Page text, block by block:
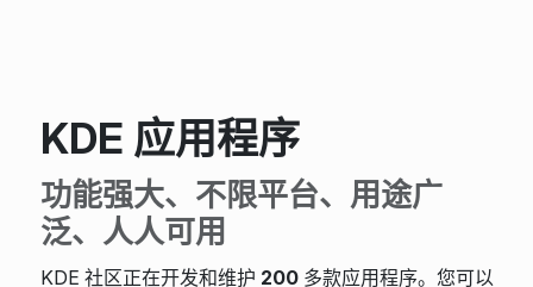
KDE 应用程序
功能强大、不限平台、用途广
泛、人人可用
KDE 社区正在开发和维护 200多款应用程序。您可以